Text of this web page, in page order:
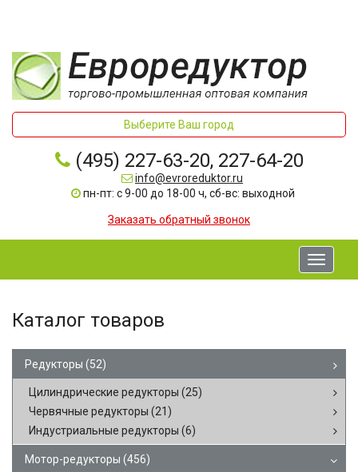
Выберите Ваш город
(495) 227-63-20, 227-64-20
info@evroreduktor.ru
пн-пт: с 9-00 до 18-00 ч, сб-вс: выходной
Заказать обратный звонок
Toggle
Каталог товаров
Редукторы (52)
Цилиндрические редукторы (25)
Червячные редукторы (21)
Индустриальные редукторы (6)
Мотор-редукторы (456)